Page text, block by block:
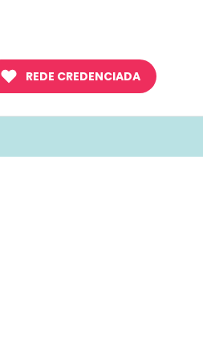
REDE CREDENCIADA